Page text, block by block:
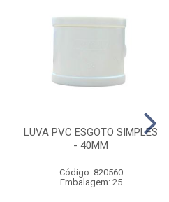
LUVA PVC ESGOTO SIMPLES
- 40MM
Código: 820560
Embalagem: 25